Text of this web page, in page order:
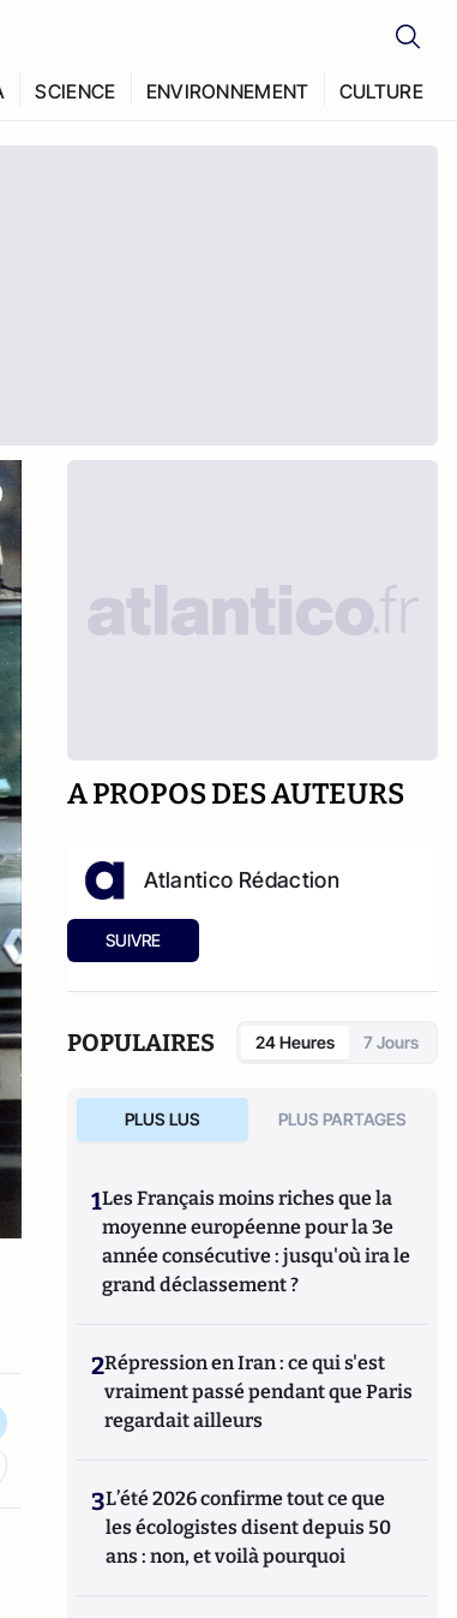
SCIENCE ENVIRONNEMENT CULTURE
A PROPOS DES AUTEURS
Atlantico Rédaction
SUIVRE
POPULAIRES 24 Heures 7 Jours
PLUS LUS PLUS PARTAGES
1Les Français moins riches que la
moyenne européenne pour la 3e
année consécutive : jusqu'où ira le
grand déclassement ?
2Répression en Iran : ce qui s'est
vraiment passé pendant que Paris
regardait ailleurs
3L’été 2026 confirme tout ce que
les écologistes disent depuis 50
ans : non, et voilà pourquoi